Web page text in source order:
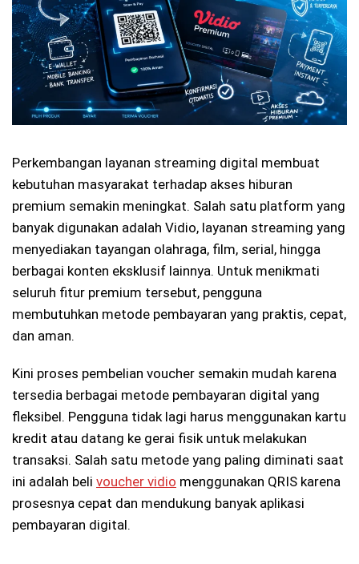
Perkembangan layanan streaming digital membuat
kebutuhan masyarakat terhadap akses hiburan
premium semakin meningkat. Salah satu platform yang
banyak digunakan adalah Vidio, layanan streaming yang
menyediakan tayangan olahraga, film, serial, hingga
berbagai konten eksklusif lainnya. Untuk menikmati
seluruh fitur premium tersebut, pengguna
membutuhkan metode pembayaran yang praktis, cepat,
dan aman.
Kini proses pembelian voucher semakin mudah karena
tersedia berbagai metode pembayaran digital yang
fleksibel. Pengguna tidak lagi harus menggunakan kartu
kredit atau datang ke gerai fisik untuk melakukan
transaksi. Salah satu metode yang paling diminati saat
ini adalah beli voucher vidio menggunakan QRIS karena
prosesnya cepat dan mendukung banyak aplikasi
pembayaran digital.